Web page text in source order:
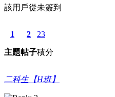
該用戶從未簽到
1
主題
2
帖子
23
積分
二科生【H班】